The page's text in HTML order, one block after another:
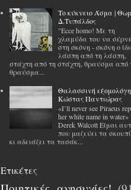
Το κύκνειο Άσμα |
Δ.Τυπάλδος
"Ecce homo! Με τη
χλαμύδα του να
στη σκόνη - σκόνη ο
λάσπη από τη λάσπη,
στάχτη από τη στάχτη, θραύσμα από
θραύσμα...
Θαλασσινή
Κώστας Παντιώρας
«I’ll never see Piraeus
her white name in water»
Derek Walcott Είμαι
που μαζεύει τα
κι αδειάζει τα τασάκ...
Ετικέτες